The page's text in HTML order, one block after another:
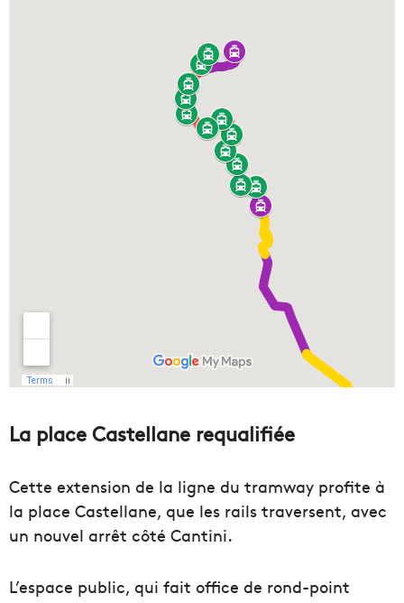
La place Castellane requalifiée
Cette extension de la ligne du tramway profite à
la place Castellane, que les rails traversent, avec
un nouvel arrêt côté Cantini.
L’espace public, qui fait office de rond-point